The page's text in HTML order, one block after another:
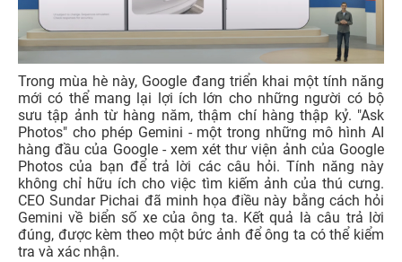
Trong mùa hè này, Google đang triển khai một tính năng
mới có thể mang lại lợi ích lớn cho những người có bộ
sưu tập ảnh từ hàng năm, thậm chí hàng thập kỷ. "Ask
Photos" cho phép Gemini - một trong những mô hình AI
hàng đầu của Google - xem xét thư viện ảnh của Google
Photos của bạn để trả lời các câu hỏi. Tính năng này
không chỉ hữu ích cho việc tìm kiếm ảnh của thú cưng.
CEO Sundar Pichai đã minh họa điều này bằng cách hỏi
Gemini về biển số xe của ông ta. Kết quả là câu trả lời
đúng, được kèm theo một bức ảnh để ông ta có thể kiểm
tra và xác nhận.